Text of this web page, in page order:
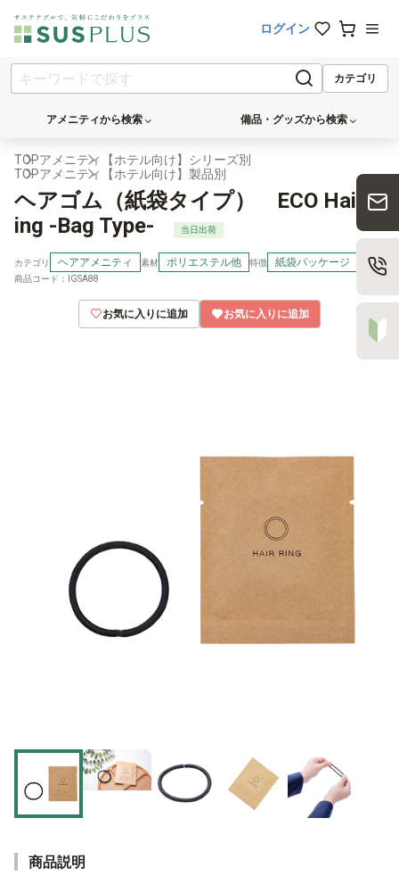
ログイン
カテゴリ
アメニティから検索 備品・グッズから検索
TOPアメニティ
【ホテル向け】シリーズ別
TOPアメニティ 【ホテル向け】製品別
ヘアゴム（紙袋タイプ） ECO Hair R
ing -Bag Type-
当日出荷
カテゴリ ヘアアメニティ 素材 ポリエステル他 特徴 紙袋パッケージ
商品コード：IGSA88
お気に入りに追加 お気に入りに追加
商品説明